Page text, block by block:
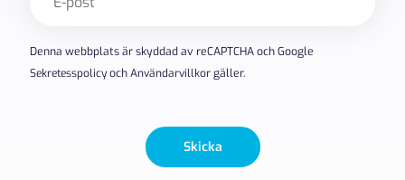
post
Denna webbplats är skyddad av reCAPTCHA och Google
SekretesspolicyochAnvändarvillkorgäller.
Skicka